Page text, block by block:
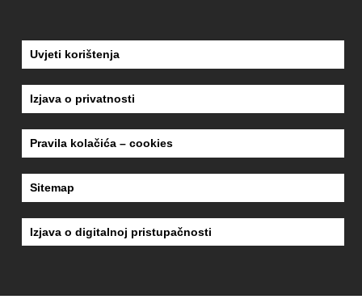
Uvjeti korištenja
Izjava o privatnosti
Pravila kolačića – cookies
Sitemap
Izjava o digitalnoj pristupačnosti